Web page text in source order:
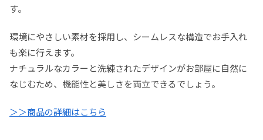
す。
環境にやさしい素材を採用し、シームレスな構造でお手入れ
も楽に行えます。
ナチュラルなカラーと洗練されたデザインがお部屋に自然に
なじむため、機能性と美しさを両立できるでしょう。
＞＞商品の詳細はこちら